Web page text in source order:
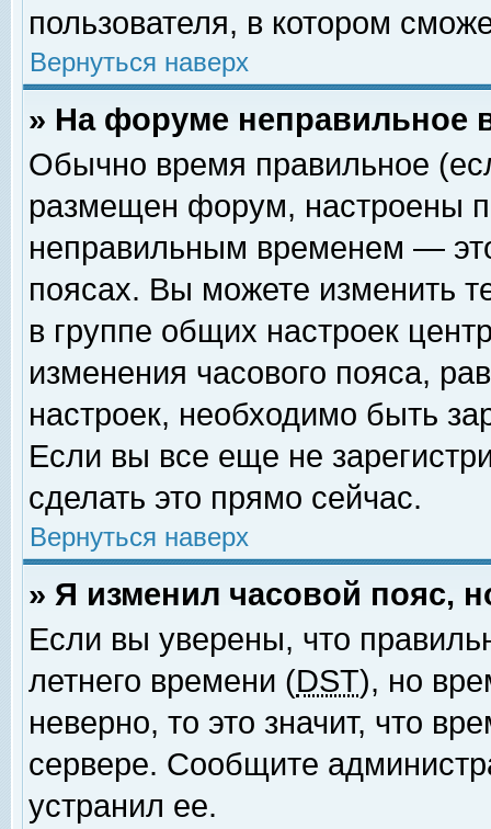
пользователя, в котором
Вернуться наверх
» На форуме неправильное
Обычно время правильное
размещен форум, настроены
неправильным временем —
поясах. Вы можете изменить
в группе общих настроек
изменения часового пояса,
настроек, необходимо быть
Если вы все еще не
сделать это прямо сейчас.
Вернуться наверх
» Я изменил часовой пояс,
Если вы уверены, что
летнего времени (DST), но
неверно, то это значит, что
сервере. Сообщите
устранил ее.